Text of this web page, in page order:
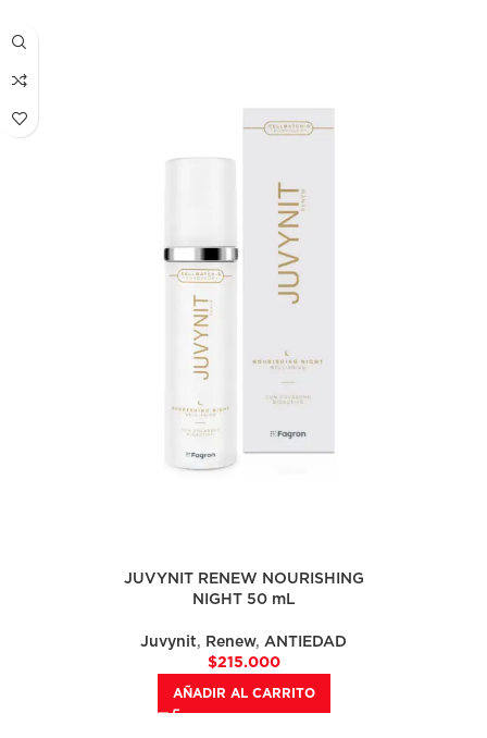
JUVYNIT RENEW NOURISHING
NIGHT 50 mL
Juvynit, Renew, ANTIEDAD
$215.000
AÑADIR AL CARRITO